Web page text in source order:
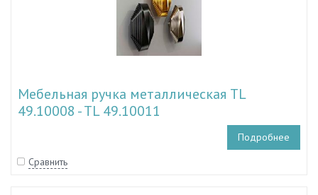
Мебельная ручка металлическая TL
49.10008 - TL 49.10011
Подробнее
Сравнить